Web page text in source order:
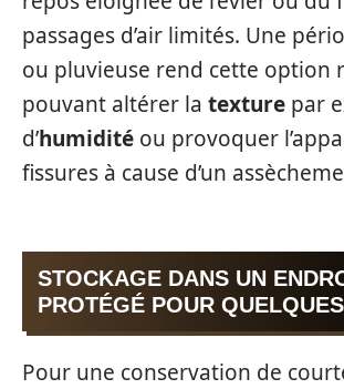
passages d’air limités. Une
ou pluvieuse rend cette option
pouvant altérer la texture par
d’humidité ou provoquer
fissures à cause d’un
STOCKAGE DANS UN
PROTÉGÉ POUR
Pour une conservation de